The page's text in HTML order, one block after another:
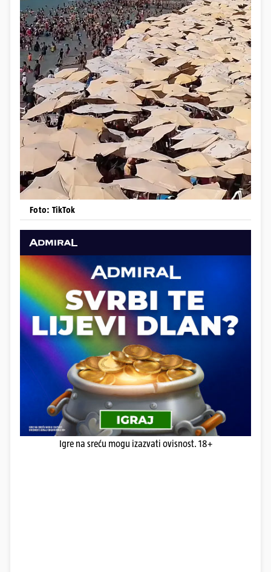
Foto: TikTok
Igre na sreću mogu izazvati ovisnost. 18+